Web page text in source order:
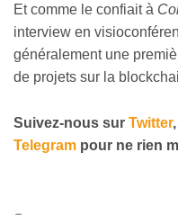
Et comme le confiait à
interview en
généralement une
de projets sur la
Suivez-nous sur Twitter,
Telegram pour ne rien